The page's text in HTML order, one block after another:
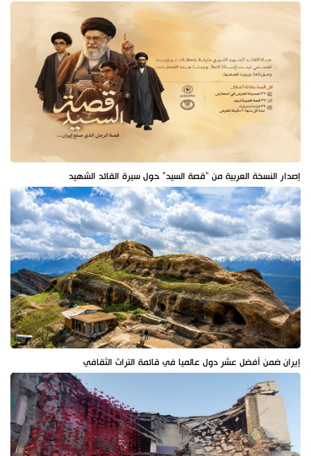
إصدار النسخة العربية من "قصة السيد" حول سيرة القائد الشهيد
إيران ضمن أفضل عشر دول عالميا في قائمة التراث الثقافي